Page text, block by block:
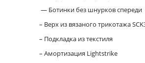
— Ботинки без шнурков спереди
– Верх из вязаного трикотажа
– Подкладка из текстиля
– Амортизация Lightstrike